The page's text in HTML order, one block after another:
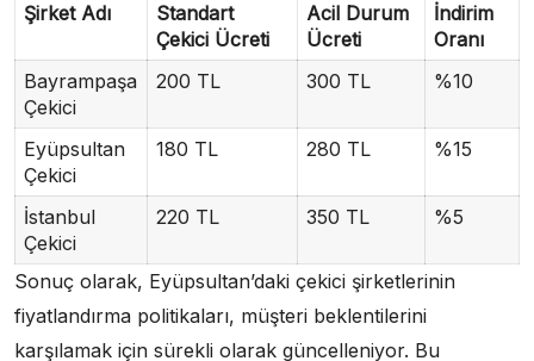
Şirket Adı
Standart
Çekici Ücreti
Acil Durum
Ücreti
İndirim
Oranı
Bayrampaşa
Çekici
200 TL 300 TL %10
Eyüpsultan
Çekici
180 TL 280 TL %15
İstanbul
Çekici
220 TL 350 TL %5
Sonuç olarak, Eyüpsultan’daki çekici şirketlerinin
fiyatlandırma politikaları, müşteri beklentilerini
karşılamak için sürekli olarak güncelleniyor. Bu